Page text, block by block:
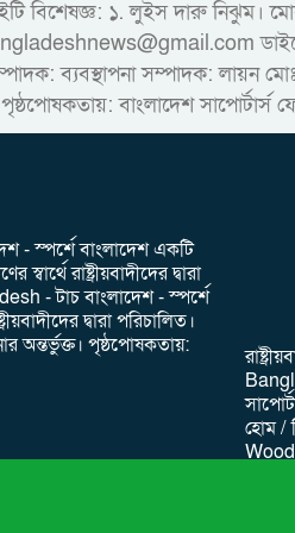
বিশেষজ্ঞ: ১. লুইস দারু নিঝুম।
ব্যবস্থাপনা সম্পাদক: লায়ন মোঃ
বাংলাদেশ সাপোর্টার্স
- স্পর্শে বাংলাদেশ একটি
রাষ্ট্রীয়বাদীদের দ্বারা
- টাচ বাংলাদেশ - স্পর্শে
দ্বারা পরিচালিত।
অন্তর্ভুক্ত। পৃষ্ঠপোষকতায়:
হোম /